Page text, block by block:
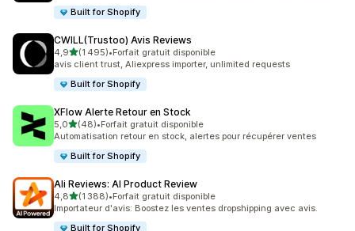
Built for Shopify
CWILL(Trustoo) Avis Reviews
4,9étoile(s) sur 5
(1 495)
1495 avis au total
•Forfait gratuit disponible
avis client trust, Aliexpress importer, unlimited requests
Built for Shopify
XFlow Alerte Retour en Stock
5,0étoile(s) sur 5
(48)
48 avis au total
•Forfait gratuit disponible
Automatisation retour en stock, alertes pour récupérer ventes
Built for Shopify
Ali Reviews: AI Product Review
4,8étoile(s) sur 5
(1 388)
1388 avis au total
•Forfait gratuit disponible
Importateur d'avis: Boostez les ventes dropshipping avec avis.
Built for Shopify